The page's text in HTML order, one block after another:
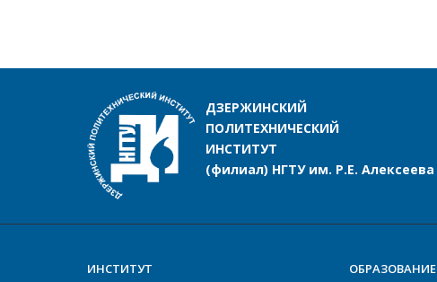
ДЗЕРЖИНСКИЙ
ПОЛИТЕХНИЧЕСКИЙ
ИНСТИТУТ
(филиал) НГТУ им. Р.Е. Алексеева
ИНСТИТУТ ОБРАЗОВАНИЕ